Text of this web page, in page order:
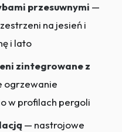
przesuwnymi —
na jesień i
i lato
zintegrowane z
ogrzewanie
w profilach pergoli
— nastrojowe